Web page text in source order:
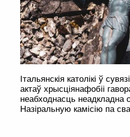
Італьянскія католікі ў
актаў хрысціянафобіі
неабходнасць неадкладна
Назіральную камісію па